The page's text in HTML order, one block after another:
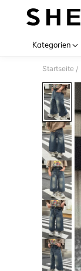
Kategorien
Startseite /